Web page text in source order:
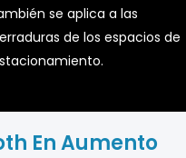
se aplica a las
de los espacios de
En Aumento